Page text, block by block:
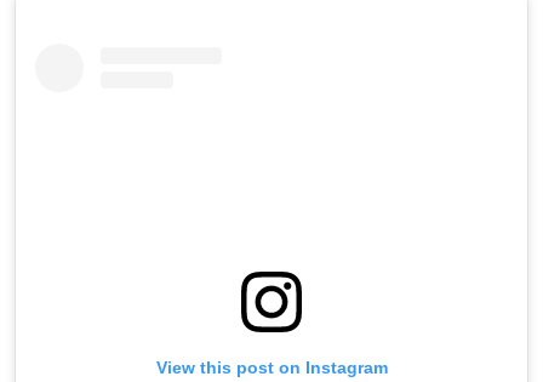
View this post on Instagram